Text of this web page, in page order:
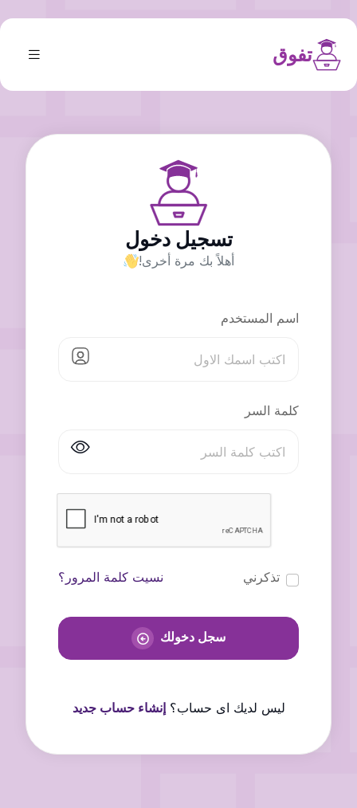
تفوق
تسجيل دخول
أهلاً بك مرة أخرى!
اسم المستخدم
كلمة السر
تذكرني نسيت كلمة المرور؟
سجل دخولك
ليس لديك اى حساب؟إنشاء حساب جديد